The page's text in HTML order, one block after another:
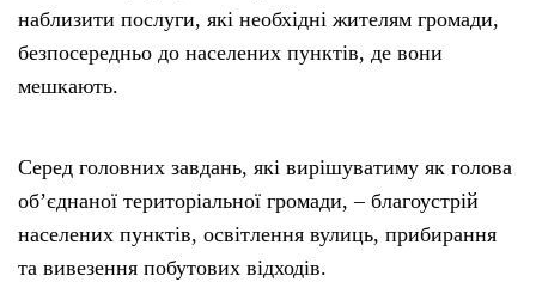
наблизити послуги, які необхідні жителям громади,
безпосередньо до населених пунктів, де вони
мешкають.
Серед головних завдань, які вирішуватиму як голова
об’єднаної територіальної громади, – благоустрій
населених пунктів, освітлення вулиць, прибирання
та вивезення побутових відходів.